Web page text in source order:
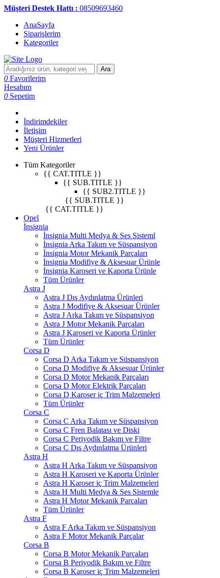
Müşteri Destek Hattı : 08509693460
AnaSayfa
Siparişlerim
Kategoriler
Ara
0 Favorilerim
Hesabım
0 Sepetim
İndirimdekiler
İletişim
Müşteri Hizmetleri
Yeni Ürünler
Tüm Kategoriler
{{ CAT.TITLE }}
{{ SUB.TITLE }}
{{ SUB2.TITLE }}
{{ SUB.TITLE }}
{{ CAT.TITLE }}
Opel
İnsignia
İnsignia Multi Medya & Ses Sisteml
İnsignia Arka Takım ve Süspansiyon
İnsignia Motor Mekanik Parçaları
İnsignia Modifiye & Aksesuar Ürünle
İnsignia Karoseri ve Kaporta Ürünle
Tüm Ürünler
Astra J
Astra J Dış Aydınlatma Ürünleri
Astra J Modifiye & Aksesuar Ürünler
Astra J Arka Takım ve Süspansiyon
Astra J Motor Mekanik Parçaları
Astra J Karoseri ve Kaporta Ürünler
Tüm Ürünler
Corsa D
Corsa D Arka Takım ve Süspansiyon
Corsa D Modifiye & Aksesuar Ürünler
Corsa D Motor Mekanik Parçaları
Corsa D Motor Elektrik Parçaları
Corsa D Karoser iç Trim Malzemeleri
Tüm Ürünler
Corsa C
Corsa C Arka Takım ve Süspansiyon
Corsa C Fren Balatası ve Diski
Corsa C Periyodik Bakım ve Filtre
Corsa C Dış Aydınlatma Ürünleri
Astra H
Astra H Arka Takım ve Süspansiyon
Astra H Karoseri ve Kaporta Ürünler
Astra H Karoser iç Trim Malzemeleri
Astra H Multi Medya & Ses Sistemle
Astra H Motor Mekanik Parçaları
Tüm Ürünler
Astra F
Astra F Arka Takım ve Süspansiyon
Astra F Motor Mekanik Parçalar
Corsa B
Corsa B Motor Mekanik Parçaları
Corsa B Periyodik Bakım ve Filtre
Corsa B Karoser iç Trim Malzemeleri